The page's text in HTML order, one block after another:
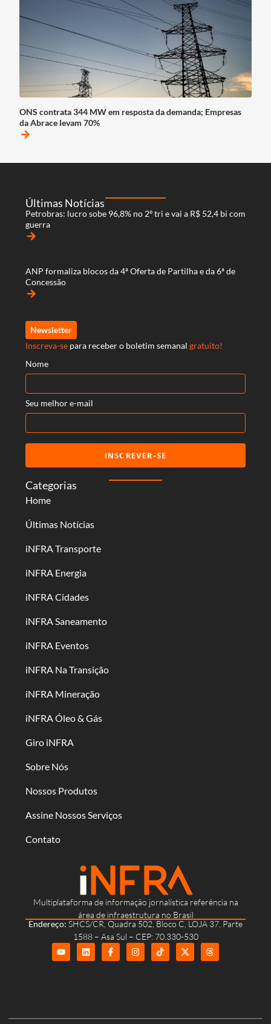
ONS contrata 344 MW em resposta da demanda; Empresas
da Abrace levam 70%
arrow_forward
Multiplataforma de informação jornalística referência na
área de infraestrutura no Brasil
Endereço: SHCS/CR, Quadra 502, Bloco C, LOJA 37, Parte
1588 – Asa Sul – CEP: 70.330-530
Categorias
Home
Últimas Notícias
iNFRA Transporte
iNFRA Energia
iNFRA Cidades
iNFRA Saneamento
iNFRA Eventos
iNFRA Na Transição
iNFRA Mineração
iNFRA Óleo & Gás
Giro iNFRA
Sobre Nós
Nossos Produtos
Assine Nossos Serviços
Contato
Últimas Notícias
Petrobras: lucro sobe 96,8% no 2º tri e vai a R$ 52,4 bi com
guerra
arrow_forward
ANP formaliza blocos da 4ª Oferta de Partilha e da 6ª de
Concessão
arrow_forward
Newsletter
Inscreva-se para receber o boletim semanal gratuito!
Nome
Seu melhor e-mail
INSCREVER-SE